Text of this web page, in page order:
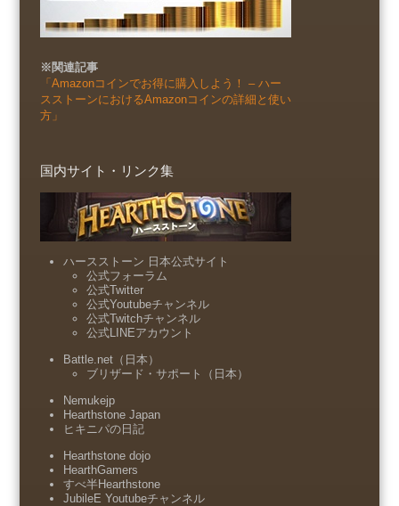
※関連記事
「Amazonコインでお得に購入しよう！ – ハー
スストーンにおけるAmazonコインの詳細と使い
方」
国内サイト・リンク集
ハースストーン 日本公式サイト
公式フォーラム
公式Twitter
公式Youtubeチャンネル
公式Twitchチャンネル
公式LINEアカウント
Battle.net（日本）
ブリザード・サポート（日本）
Nemukejp
Hearthstone Japan
ヒキニパの日記
Hearthstone dojo
HearthGamers
すべ半Hearthstone
JubileE Youtubeチャンネル